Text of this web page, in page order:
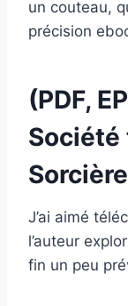
un couteau,
précision
(PDF,
Société
J’ai aimé
l’auteur
fin un peu